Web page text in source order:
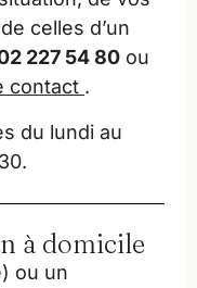
celles d’un
227 54 80 ou
contact .
du lundi au
à domicile
ou un